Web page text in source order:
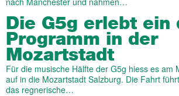
Die G5g erlebt ein
Programm in der
Mozartstadt
Für die musische Hälfte der G5g hiess es am
auf in die Mozartstadt Salzburg. Die Fahrt
das regnerische…